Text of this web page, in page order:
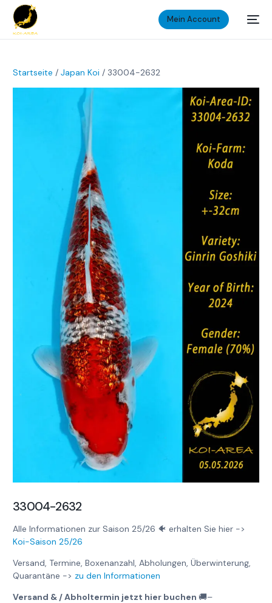
Mein Account
Startseite /Japan Koi / 33004-2632
33004-2632
Alle Informationen zur Saison 25/26 🐠 erhalten Sie hier ->
Koi-Saison 25/26
Versand, Termine, Boxenanzahl, Abholungen, Überwinterung,
Quarantäne -> zu den Informationen
Versand & / Abholtermin jetzt hier buchen 🚚–